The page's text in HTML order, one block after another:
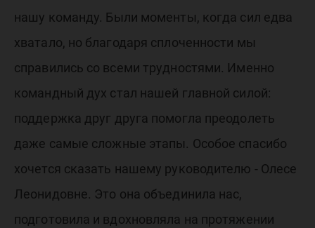
нашу команду. Были моменты, когда сил едва
хватало, но благодаря сплоченности мы
справились со всеми трудностями. Именно
командный дух стал нашей главной силой:
поддержка друг друга помогла преодолеть
даже самые сложные этапы. Особое спасибо
хочется сказать нашему руководителю - Олесе
Леонидовне. Это она объединила нас,
подготовила и вдохновляла на протяжении